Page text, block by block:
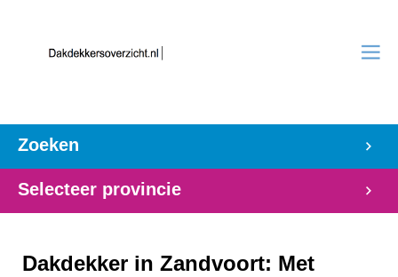
Zoeken
Selecteer provincie
Dakdekker in Zandvoort: Met